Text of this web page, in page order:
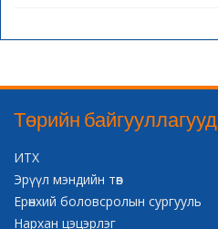
Төрийн байгууллагууд
ИТХ
Эрүүл мэндийн төв
Ерөнхий боловсролын сургууль
Нархан цэцэрлэг